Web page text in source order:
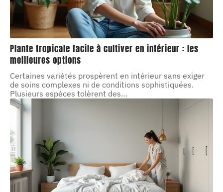
Plante tropicale facile à cultiver en intérieur : les
meilleures options
Certaines variétés prospèrent en intérieur sans exiger
de soins complexes ni de conditions sophistiquées.
Plusieurs espèces tolèrent des…